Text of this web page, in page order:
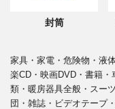
封筒
家具・家電・危険物・液
楽CD・映画DVD・書籍
類・暖房器具全般・スー
団・雑誌・ビデオテープ